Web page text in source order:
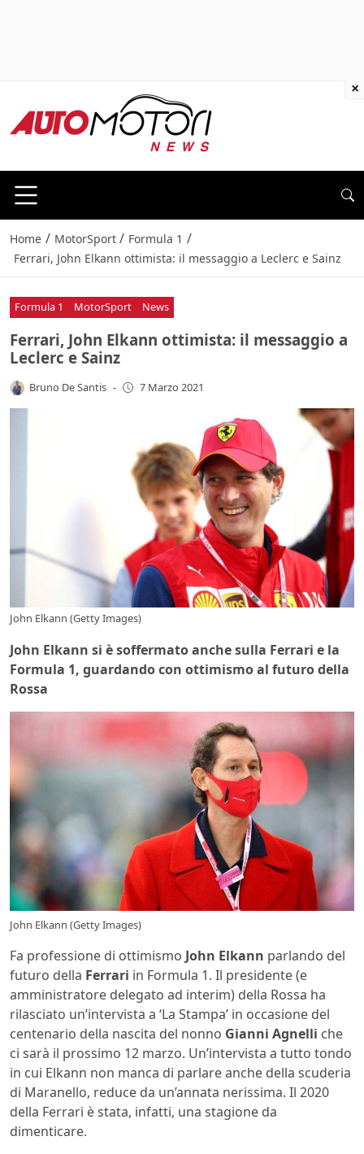
Home / MotorSport / Formula 1 /
Ferrari, John Elkann ottimista: il messaggio a Leclerc e Sainz
Formula 1 MotorSport News
Ferrari, John Elkann ottimista: il messaggio a
Leclerc e Sainz
Bruno De Santis - 7 Marzo 2021
John Elkann (Getty Images)
John Elkann si è soffermato anche sulla Ferrari e la
Formula 1, guardando con ottimismo al futuro della
Rossa
John Elkann (Getty Images)
Fa professione di ottimismo John Elkann parlando del
futuro della Ferrari in Formula 1. Il presidente (e
amministratore delegato ad interim) della Rossa ha
rilasciato un’intervista a ‘La Stampa’ in occasione del
centenario della nascita del nonno Gianni Agnelli che
ci sarà il prossimo 12 marzo. Un’intervista a tutto tondo
in cui Elkann non manca di parlare anche della scuderia
di Maranello, reduce da un’annata nerissima. Il 2020
della Ferrari è stata, infatti, una stagione da
dimenticare.
×